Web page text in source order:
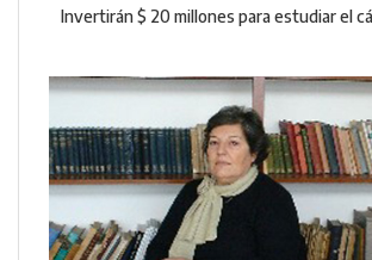
Invertirán $ 20 millones para estudiar el